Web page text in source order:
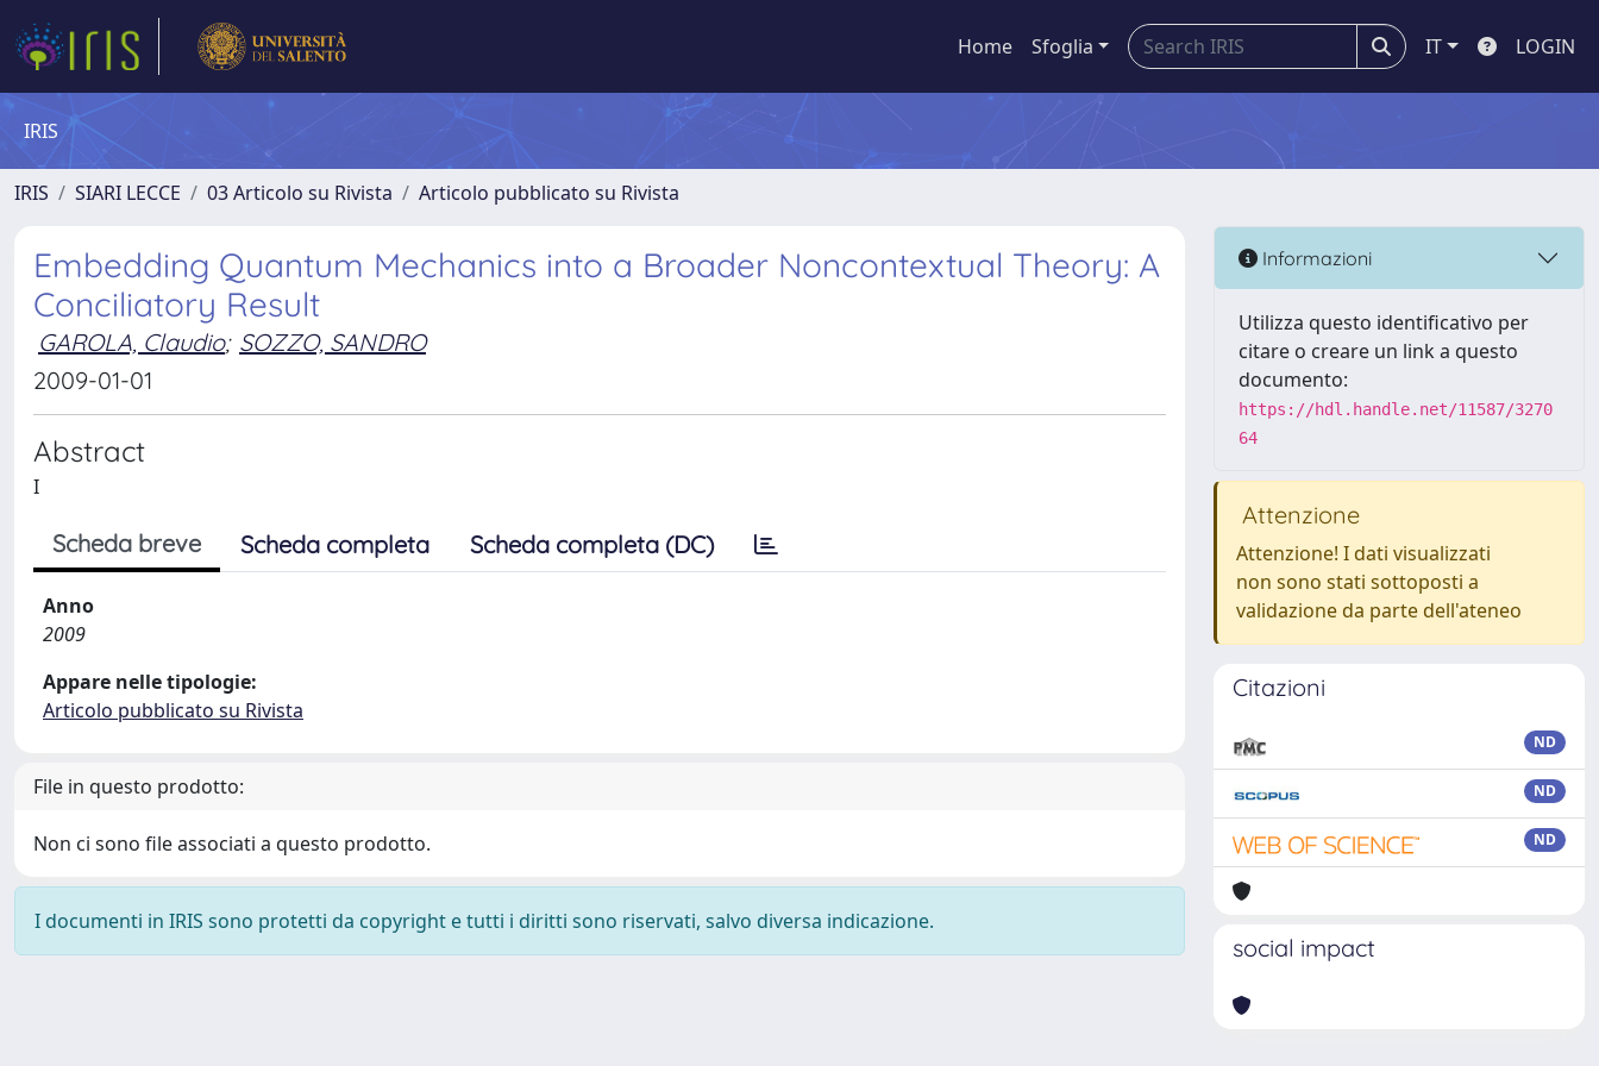
Home Sfoglia IT LOGIN
IRIS
IRIS SIARI LECCE 03 Articolo su Rivista Articolo pubblicato su Rivista
Embedding Quantum Mechanics into a Broader Noncontextual Theory: A
Conciliatory Result
GAROLA, Claudio; SOZZO, SANDRO
2009-01-01
Abstract
I
Scheda breve Scheda completa Scheda completa (DC)
Anno
2009
Appare nelle tipologie:
Articolo pubblicato su Rivista
File in questo prodotto:
Non ci sono file associati a questo prodotto.
I documenti in IRIS sono protetti da copyright e tutti i diritti sono riservati, salvo diversa indicazione.
Informazioni
Utilizza questo identificativo per
citare o creare un link a questo
documento:
https://hdl.handle.net/11587/3270
64
Attenzione
Attenzione! I dati visualizzati
non sono stati sottoposti a
validazione da parte dell'ateneo
Citazioni
ND
ND
ND
social impact